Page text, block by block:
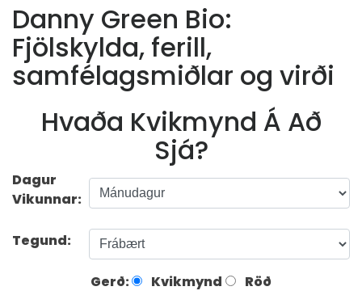
Danny Green Bio:
Fjölskylda, ferill,
samfélagsmiðlar og virði
Hvaða Kvikmynd Á Að
Sjá?
Dagur
Vikunnar:
Tegund:
Gerð: Kvikmynd Röð